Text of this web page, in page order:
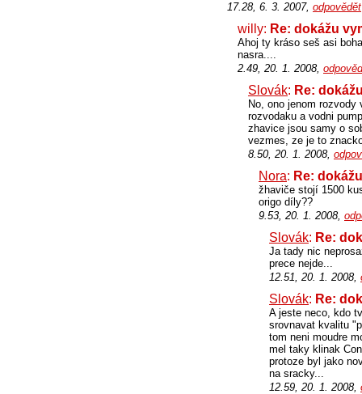
17.28, 6. 3. 2007, odpovědět
willy: Re: dokážu
Ahoj ty kráso seš asi
nasra....
2.49, 20. 1. 2008,
Slovák: Re:
No, ono jenom
rozvodaku a vodni
zhavice jsou samy o
vezmes, ze je to
8.50, 20. 1. 2008,
Nora: Re:
žhaviče stojí 1500
origo díly??
9.53, 20. 1. 2008,
Slovák: Re:
Ja tady nic
prece nejde...
12.51, 20. 1. 2008,
Slovák: Re:
A jeste neco, kdo
srovnavat kvalitu
tom neni moudre
mel taky klinak
protoze byl jako
na sracky...
12.59, 20. 1. 2008,